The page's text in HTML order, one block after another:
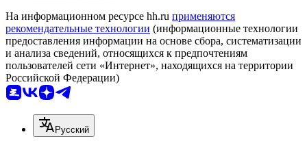
На информационном ресурсе hh.ru применяются
рекомендательные технологии (информационные технологии
предоставления информации на основе сбора, систематизации
и анализа сведений, относящихся к предпочтениям
пользователей сети «Интернет», находящихся на территории
Российской Федерации)
Русский